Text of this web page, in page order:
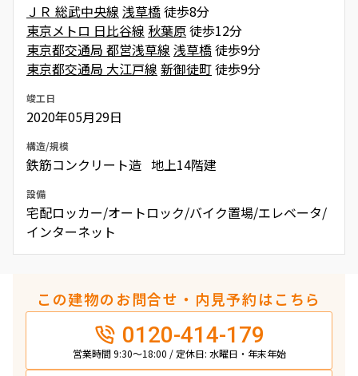
ＪＲ 総武中央線 浅草橋徒歩8分
東京メトロ 日比谷線 秋葉原徒歩12分
東京都交通局 都営浅草線 浅草橋徒歩9分
東京都交通局 大江戸線 新御徒町徒歩9分
竣工日
2020年05月29日
構造/規模
鉄筋コンクリート造 地上14階建
設備
宅配ロッカー/オートロック/バイク置場/エレベータ/
インターネット
この建物のお問合せ・内見予約はこちら
0120-414-179
営業時間 9:30～18:00 / 定休日: 水曜日・年末年始